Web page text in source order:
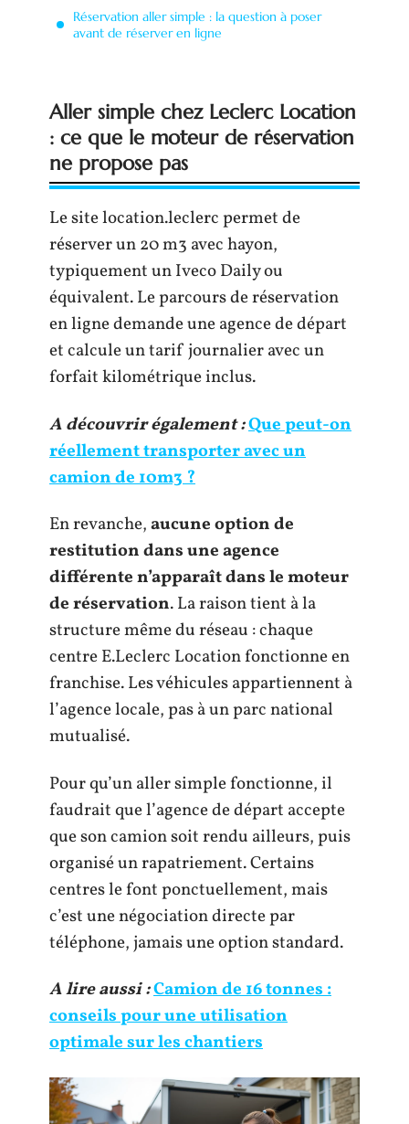
Réservation aller simple : la question à poser
avant de réserver en ligne
Aller simple chez Leclerc Location
: ce que le moteur de réservation
ne propose pas
Le site location.leclerc permet de
réserver un 20 m3 avec hayon,
typiquement un Iveco Daily ou
équivalent. Le parcours de réservation
en ligne demande une agence de départ
et calcule un tarif journalier avec un
forfait kilométrique inclus.
A découvrir également :Que peut-on
réellement transporter avec un
camion de 10m3 ?
En revanche,aucune option de
restitution dans une agence
différente n’apparaît dans le moteur
de réservation. La raison tient à la
structure même du réseau : chaque
centre E.Leclerc Location fonctionne en
franchise. Les véhicules appartiennent à
l’agence locale, pas à un parc national
mutualisé.
Pour qu’un aller simple fonctionne, il
faudrait que l’agence de départ accepte
que son camion soit rendu ailleurs, puis
organisé un rapatriement. Certains
centres le font ponctuellement, mais
c’est une négociation directe par
téléphone, jamais une option standard.
A lire aussi :Camion de 16 tonnes :
conseils pour une utilisation
optimale sur les chantiers